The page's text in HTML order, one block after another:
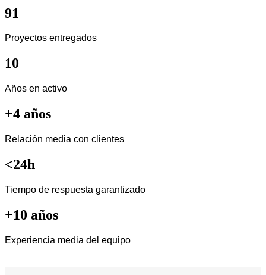
91
Proyectos entregados
10
Años en activo
+4 años
Relación media con clientes
<24h
Tiempo de respuesta garantizado
+10 años
Experiencia media del equipo